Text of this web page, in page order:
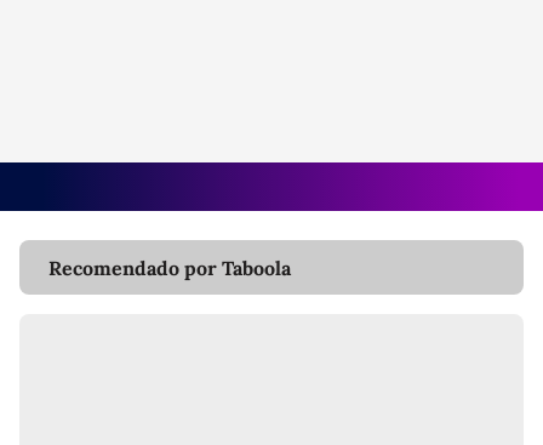
Recomendado por Taboola